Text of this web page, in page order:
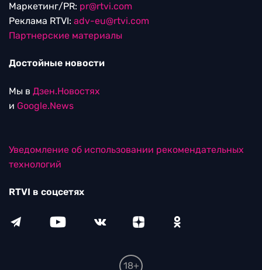
Маркетинг/PR: pr@rtvi.com
Реклама RTVI: adv-eu@rtvi.com
Партнерские материалы
Достойные новости
Мы в Дзен.Новостях
и Google.News
Уведомление об использовании рекомендательных
технологий
RTVI в соцсетях
18+